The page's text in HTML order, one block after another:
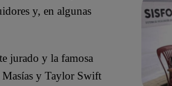
y, en algunas
jurado y la famosa
Masías y Taylor Swift